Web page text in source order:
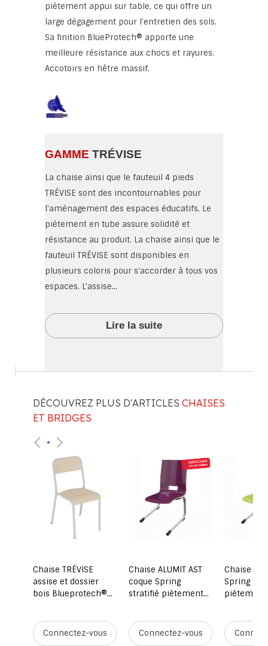
piètement appui sur table, ce qui offre un
large dégagement pour l'entretien des sols.
Sa finition BlueProtech® apporte une
meilleure résistance aux chocs et rayures.
Accotoirs en hêtre massif.
GAMME TRÉVISE
La chaise ainsi que le fauteuil 4 pieds
TRÉVISE sont des incontournables pour
l'aménagement des espaces éducatifs. Le
piètement en tube assure solidité et
résistance au produit. La chaise ainsi que le
fauteuil TRÉVISE sont disponibles en
plusieurs coloris pour s'accorder à tous vos
espaces. L'assise...
Lire la suite
DÉCOUVREZ PLUS D'ARTICLES CHAISES
ET BRIDGES
Chaise TRÉVISE
assise et dossier
bois Blueprotech®
Connectez-vous
Chaise ALUMIT AST
coque Spring
stratifié piètement
9006Connectez-vous
Chaise
Spring
piètement
alu RAL